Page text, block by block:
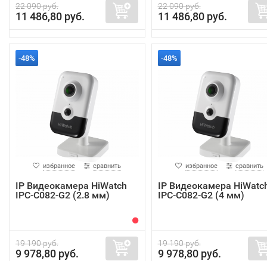
22 090 руб.
11 486,80 руб.
22 090 руб.
11 486,80 руб.
-48%
избранное сравнить
IP Видеокамера HiWatch
IPC-C082-G2 (2.8 мм)
19 190 руб.
9 978,80 руб.
-48%
избранное сравнить
IP Видеокамера
IPC-C082-G2 (4 мм)
19 190 руб.
9 978,80 руб.